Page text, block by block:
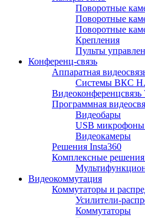
Поворотные
Поворотные
Поворотные
Крепления
Пульты
Конференц-связь
Аппаратная
Системы ВКС
Видеоконференцсвязь
Программная
Видеобары
USB
Видеокамеры
Решения Insta360
Комплексные
Видеокоммутация
Коммутаторы и
Усилители-
Коммутаторы